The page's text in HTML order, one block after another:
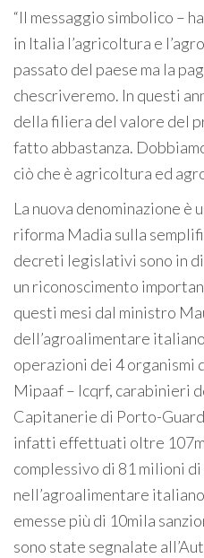
“Il messaggio simbolico –
in Italia l’agricoltura e
passato del paese ma la
chescriveremo. In questi
della filiera del valore del
fatto abbastanza.
ciò che è agricoltura ed
La nuova denominazione
riforma Madia sulla
decreti legislativi sono in
un riconoscimento
questi mesi dal ministro
dell’agroalimentare
operazioni dei 4
Mipaaf – Icqrf, carabinieri
Capitanerie di Porto-
infatti effettuati oltre
complessivo di 81 milioni
nell’agroalimentare
emesse più di 10mila
sono state segnalate